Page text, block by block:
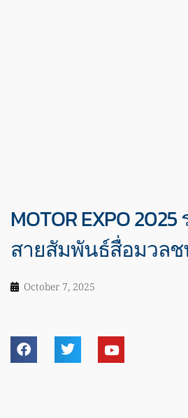
MOTOR EXPO
สายสัมพันธ์สื่อมวลช
October 7, 2025